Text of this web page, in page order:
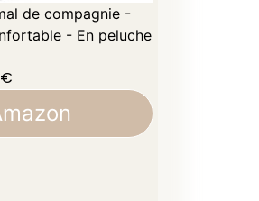
de compagnie -
- En peluche
€